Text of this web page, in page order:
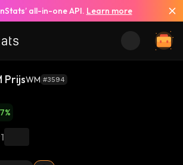
all-in-one API. Learn more
PrijsWM #3594
%